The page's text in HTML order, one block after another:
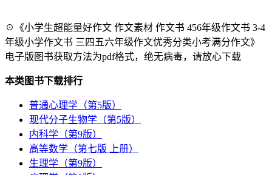
☉《小学生超能量好作文 作文素材 作文书 456年级作文书 3-4
年级小学作文书 三四五六年级作文优秀分类小考满分作文》
电子版图书获取方法为pdf格式，绝无病毒，请放心下载
本类图书下载排行
普通心理学（第5版）
现代分子生物学（第5版）
内科学（第9版）
高等数学（第七版 上册）
生理学（第9版）